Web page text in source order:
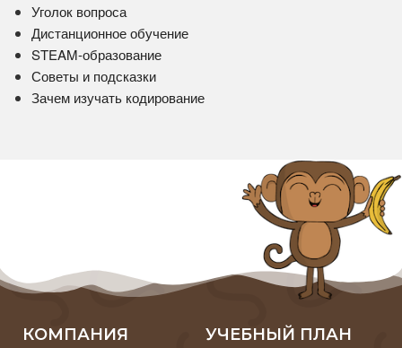
Уголок вопроса
Дистанционное обучение
STEAM-образование
Советы и подсказки
Зачем изучать кодирование
КОМПАНИЯ УЧЕБНЫЙ ПЛАН